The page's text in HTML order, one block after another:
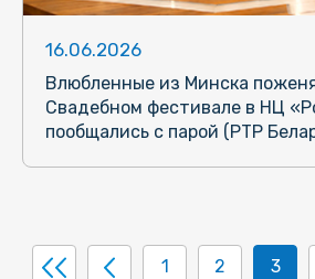
16.06.2026
Влюбленные из Минска
Свадебном фестивале в НЦ
пообщались с парой (РТР
1 2 3